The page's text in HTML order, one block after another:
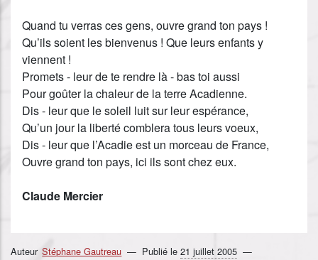
Quand tu verras ces gens, ouvre grand ton pays !
Qu’ils soient les bienvenus ! Que leurs enfants y
viennent !
Promets - leur de te rendre là - bas toi aussi
Pour goûter la chaleur de la terre Acadienne.
Dis - leur que le soleil luit sur leur espérance,
Qu’un jour la liberté comblera tous leurs voeux,
Dis - leur que l’Acadie est un morceau de France,
Ouvre grand ton pays, ici ils sont chez eux.
Claude Mercier
Auteur Stéphane Gautreau Publié le21 juillet 2005